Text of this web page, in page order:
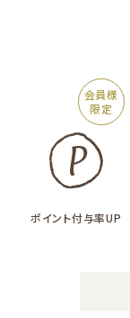
会員様
限定
ポイント付与率UP